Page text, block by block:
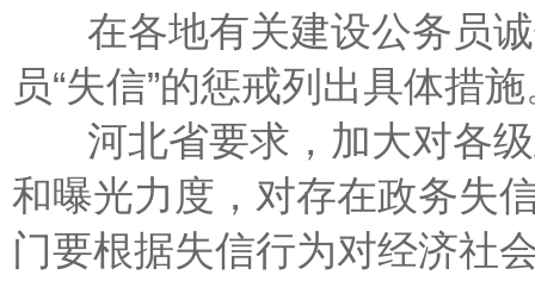
在各地有关建设公务员诚
员“失信”的惩戒列出具体措
河北省要求，加大对各级
和曝光力度，对存在政务失
门要根据失信行为对经济社